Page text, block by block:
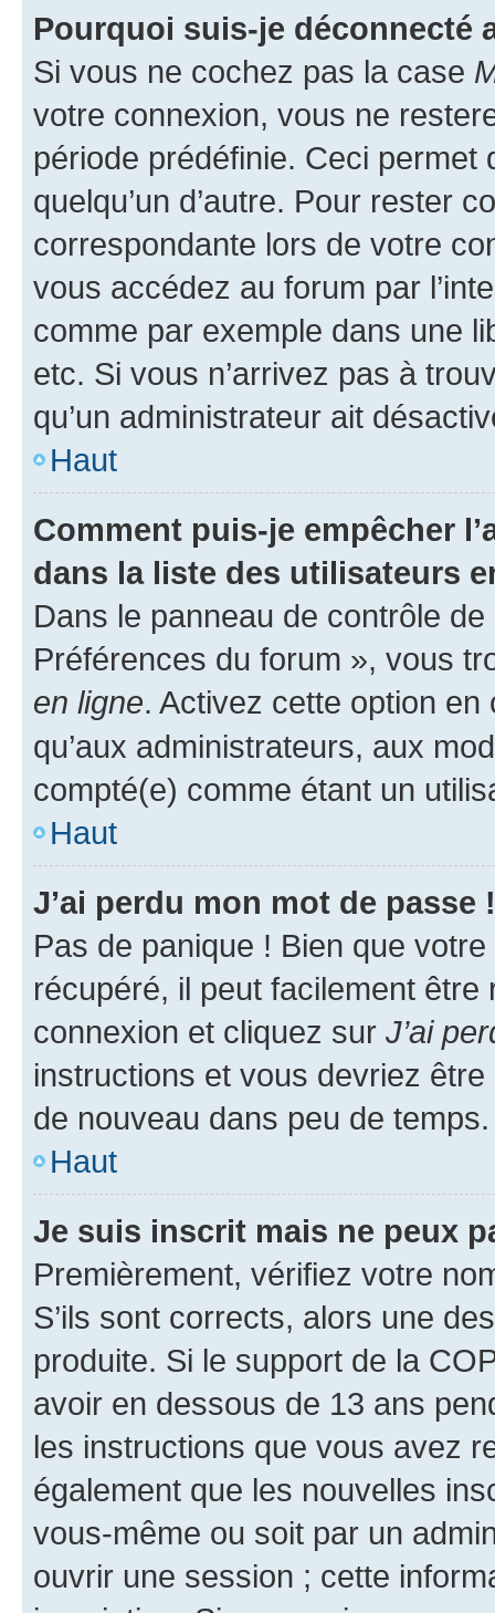
Pourquoi suis-je déconnecté
Si vous ne cochez pas la case
votre connexion, vous ne
période prédéfinie. Ceci permet
quelqu’un d’autre. Pour rester
correspondante lors de votre
vous accédez au forum par
comme par exemple dans une
etc. Si vous n’arrivez pas à
qu’un administrateur ait
Haut
Comment puis-je empêcher
dans la liste des utilisateurs
Dans le panneau de contrôle
Préférences du forum », vous
en ligne. Activez cette option
qu’aux administrateurs, aux
compté(e) comme étant un
Haut
J’ai perdu mon mot de passe !
Pas de panique ! Bien que
récupéré, il peut facilement
connexion et cliquez sur J’ai
instructions et vous devriez
de nouveau dans peu de temps.
Haut
Je suis inscrit mais ne peux
Premièrement, vérifiez votre
S’ils sont corrects, alors une
produite. Si le support de la
avoir en dessous de 13 ans
les instructions que vous avez
également que les nouvelles
vous-même ou soit par un
ouvrir une session ; cette